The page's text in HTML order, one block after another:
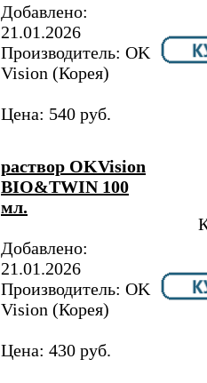
Добавлено:
21.01.2026
Производитель: OK
Vision (Корея)
Цена: 540 руб.
раствор OKVision
BIO&TWIN 100
мл.
Добавлено:
21.01.2026
Производитель: OK
Vision (Корея)
Цена: 430 руб.